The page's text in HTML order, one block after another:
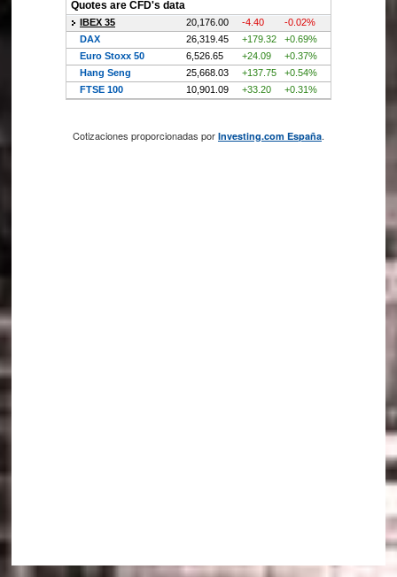
Cotizaciones proporcionadas por Investing.com España.